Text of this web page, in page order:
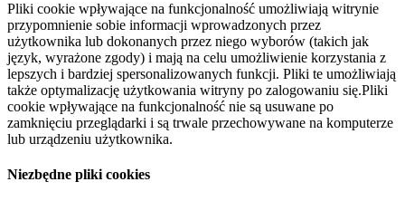
Pliki cookie wpływające na funkcjonalność umożliwiają witrynie
przypomnienie sobie informacji wprowadzonych przez
użytkownika lub dokonanych przez niego wyborów (takich jak
język, wyrażone zgody) i mają na celu umożliwienie korzystania z
lepszych i bardziej spersonalizowanych funkcji. Pliki te umożliwiają
także optymalizację użytkowania witryny po zalogowaniu się.Pliki
cookie wpływające na funkcjonalność nie są usuwane po
zamknięciu przeglądarki i są trwale przechowywane na komputerze
lub urządzeniu użytkownika.
Niezbędne pliki cookies